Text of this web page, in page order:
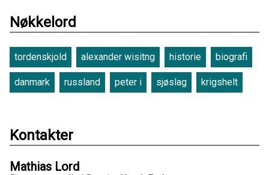
Nøkkelord
tordenskjold alexander wisitng historie biografi
danmark russland peter i sjøslag krigshelt
Kontakter
Mathias Lord